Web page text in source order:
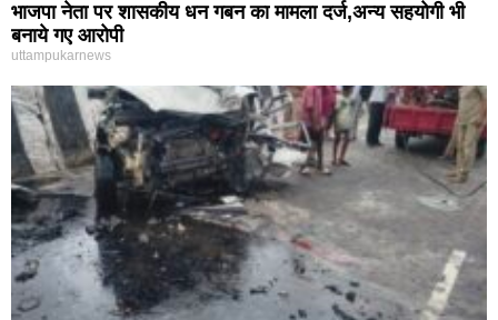
भाजपा नेता पर शासकीय धन गबन का मामला दर्ज,अन्य सहयोगी भी
बनाये गए आरोपी
uttampukarnews